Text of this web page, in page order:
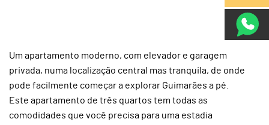
Um apartamento moderno, com elevador e garagem
privada, numa localização central mas tranquila, de onde
pode facilmente começar a explorar Guimarães a pé.
Este apartamento de três quartos tem todas as
comodidades que você precisa para uma estadia